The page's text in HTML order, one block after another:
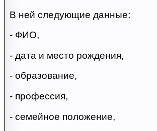
В ней следующие данные:
- ФИО,
- дата и место рождения,
- образование,
- профессия,
- семейное положение,